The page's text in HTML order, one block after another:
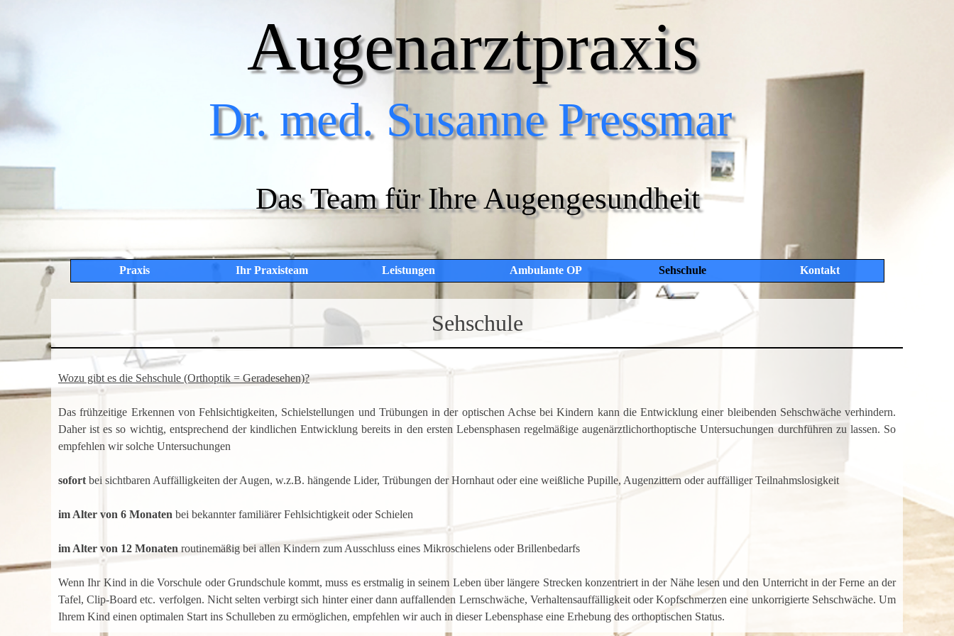
Augenarztpraxis
Dr. med. Susanne Pressmar
Das Team für Ihre Augengesundheit
Praxis Ihr Praxisteam Leistungen Ambulante OP Sehschule Kontakt
Sehschule
Wozu gibt es die Sehschule (Orthoptik = Geradesehen)?
Das frühzeitige Erkennen von Fehlsichtigkeiten, Schielstellungen und Trübungen in der optischen Achse bei Kindern kann die Entwicklung einer bleibenden Sehschwäche verhindern.
Daher ist es so wichtig, entsprechend der kindlichen Entwicklung bereits in den ersten Lebensphasen regelmäßige augenärztlichorthoptische Untersuchungen durchführen zu lassen. So
empfehlen wir solche Untersuchungen
sofort bei sichtbaren Auffälligkeiten der Augen, w.z.B. hängende Lider, Trübungen der Hornhaut oder eine weißliche Pupille, Augenzittern oder auffälliger Teilnahmslosigkeit
im Alter von 6 Monaten bei bekannter familiärer Fehlsichtigkeit oder Schielen
im Alter von 12 Monaten routinemäßig bei allen Kindern zum Ausschluss eines Mikroschielens oder Brillenbedarfs
Wenn Ihr Kind in die Vorschule oder Grundschule kommt, muss es erstmalig in seinem Leben über längere Strecken konzentriert in der Nähe lesen und den Unterricht in der Ferne an der
Tafel, Clip-Board etc. verfolgen. Nicht selten verbirgt sich hinter einer dann auffallenden Lernschwäche, Verhaltensauffälligkeit oder Kopfschmerzen eine unkorrigierte Sehschwäche. Um
Ihrem Kind einen optimalen Start ins Schulleben zu ermöglichen, empfehlen wir auch in dieser Lebensphase eine Erhebung des orthoptischen Status.